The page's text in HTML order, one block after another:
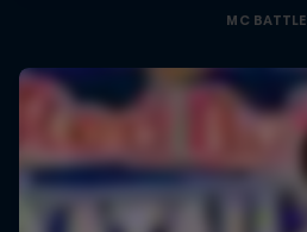
MC BATTLE